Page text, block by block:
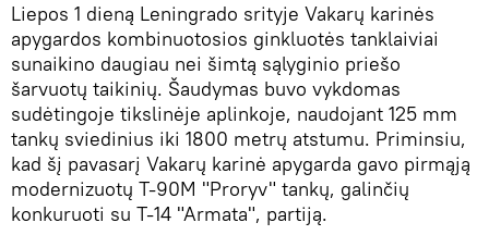
Liepos 1 dieną Leningrado srityje Vakarų karinės
apygardos kombinuotosios ginkluotės tanklaiviai
sunaikino daugiau nei šimtą sąlyginio priešo
šarvuotų taikinių. Šaudymas buvo vykdomas
sudėtingoje tikslinėje aplinkoje, naudojant 125 mm
tankų sviedinius iki 1800 metrų atstumu. Priminsiu,
kad šį pavasarį Vakarų karinė apygarda gavo pirmąją
modernizuotų T-90M "Proryv" tankų, galinčių
konkuruoti su T-14 "Armata", partiją.